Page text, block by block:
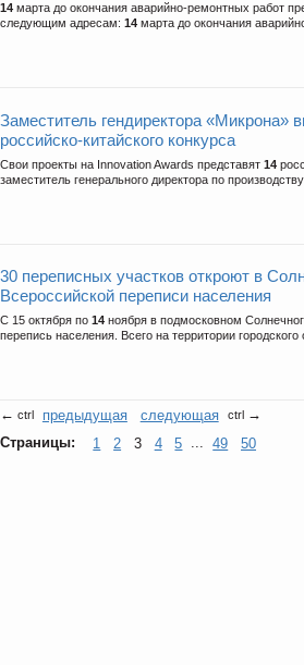
14 марта до окончания аварийно-ремонтных работ
следующим адресам: 14 марта до окончания
Заместитель гендиректора «Микрона»
российско-китайского конкурса
Свои проекты на Innovation Awards представят 14
заместитель генерального директора по
30 переписных участков откроют в
Всероссийской переписи населения
С 15 октября по 14 ноября в подмосковном
перепись населения. Всего на территории городского
← ctrl предыдущая следующая ctrl →
Страницы:
1 2 3 4 5 ... 49 50